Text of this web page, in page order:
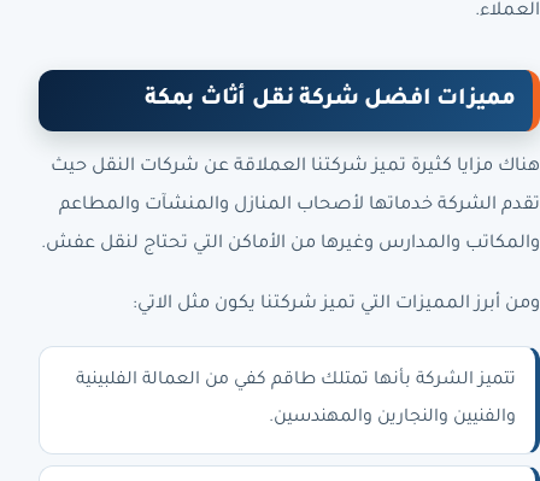
العملاء.
مميزات افضل شركة نقل أثاث بمكة
هناك مزايا كثيرة تميز شركتنا العملاقة عن شركات النقل حيث
تقدم الشركة خدماتها لأصحاب المنازل والمنشآت والمطاعم
والمكاتب والمدارس وغيرها من الأماكن التي تحتاج لنقل عفش.
ومن أبرز المميزات التي تميز شركتنا يكون مثل الاتي:
تتميز الشركة بأنها تمتلك طاقم كفي من العمالة الفلبينية
والفنيين والنجارين والمهندسين.